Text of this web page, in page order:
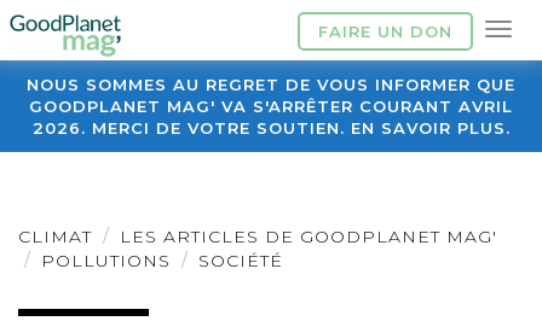
FAIRE UN DON
NOUS SOMMES AU REGRET DE VOUS INFORMER QUE
GOODPLANET MAG' VA S'ARRÊTER COURANT AVRIL
2026. MERCI DE VOTRE SOUTIEN. EN SAVOIR PLUS.
CLIMAT
LES ARTICLES DE GOODPLANET MAG'
POLLUTIONS
SOCIÉTÉ